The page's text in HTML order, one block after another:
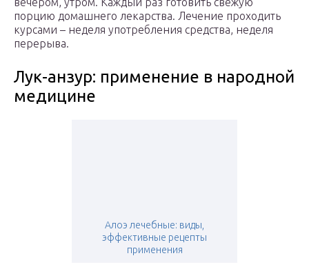
порцию домашнего лекарства. Лечение проходить
курсами – неделя употребления средства, неделя
перерыва.
Лук-анзур: применение в народной
медицине
Алоэ лечебные: виды,
эффективные рецепты
применения